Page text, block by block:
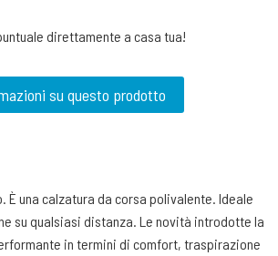
direttamente a casa tua!
su questo prodotto
È una calzatura da corsa polivalente. Ideale
su qualsiasi distanza. Le novità introdotte la
in termini di comfort, traspirazione